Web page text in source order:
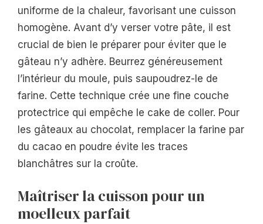
uniforme de la chaleur, favorisant une cuisson
homogène. Avant d’y verser votre pâte, il est
crucial de bien le préparer pour éviter que le
gâteau n’y adhère. Beurrez généreusement
l’intérieur du moule, puis saupoudrez-le de
farine. Cette technique crée une fine couche
protectrice qui empêche le cake de coller. Pour
les gâteaux au chocolat, remplacer la farine par
du cacao en poudre évite les traces
blanchâtres sur la croûte.
Maîtriser la cuisson pour un
moelleux parfait